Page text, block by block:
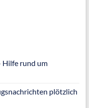
Hilfe rund um
plötzlich